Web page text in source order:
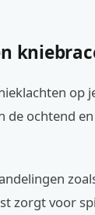
op
de ochtend
zorgt voor